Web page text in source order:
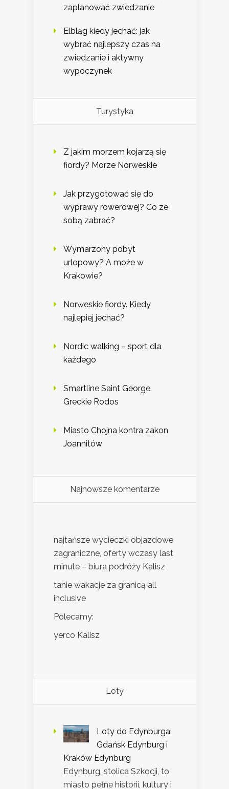
zaplanować zwiedzanie
Elbląg kiedy jechać: jak
wybrać najlepszy czas na
zwiedzanie i aktywny
wypoczynek
Turystyka
Z jakim morzem kojarzą się
fiordy? Morze Norweskie
Jak przygotować się do
wyprawy rowerowej? Co ze
sobą zabrać?
Wymarzony pobyt
urlopowy? A może w
Krakowie?
Norweskie fiordy. Kiedy
najlepiej jechać?
Nordic walking – sport dla
każdego
Smartline Saint George.
Greckie Rodos
Miasto Chojna kontra zakon
Joannitów
Najnowsze komentarze
najtańsze wycieczki objazdowe
zagraniczne, oferty wczasy last
minute – biura podróży Kalisz
tanie wakacje za granicą all
inclusive
Polecamy:
yerco Kalisz
Loty
Loty do Edynburga:
Gdańsk Edynburg i
Kraków Edynburg
Edynburg, stolica Szkocji, to
miasto pełne historii, kultury i